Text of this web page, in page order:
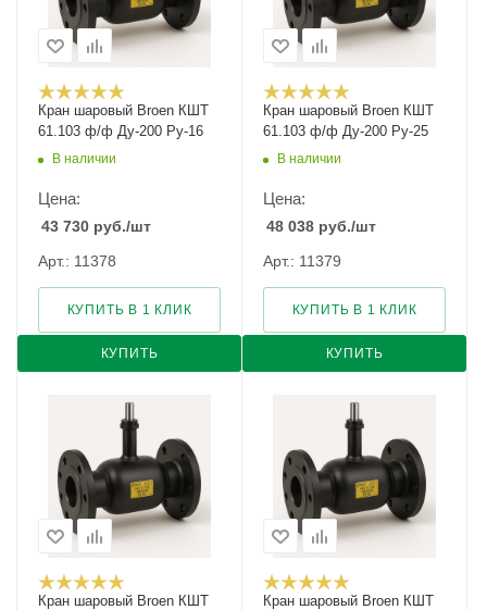
Кран шаровый Broen КШТ
61.103 ф/ф Ду-200 Ру-16
В наличии
Цена:
43 730 руб./шт
Арт.: 11378
КУПИТЬ
КУПИТЬ В 1 КЛИК
Кран шаровый Broen КШТ
61.103 ф/ф Ду-200 Ру-25
В наличии
Цена:
48 038 руб./шт
Арт.: 11379
КУПИТЬ
КУПИТЬ В 1 КЛИК
Кран шаровый Broen КШТ
Кран шаровый Broen КШТ